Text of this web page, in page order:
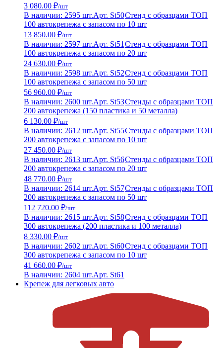
3 080.00 ₽/шт
В наличии: 2595 шт.Арт. St50Стенд с образцами ТОП
100 автокрепежа с запасом по 10 шт
13 850.00 ₽/шт
В наличии: 2597 шт.Арт. St51 Стенд с образцами ТОП
100 автокрепежа с запасом по 20 шт
24 630.00 ₽/шт
В наличии: 2598 шт.Арт. St52Стенд с образцами ТОП
100 автокрепежа с запасом по 50 шт
56 960.00 ₽/шт
В наличии: 2600 шт.Арт. St53Стенды с образцами ТОП
200 автокрепежа (150 пластика и 50 металла)
6 130.00 ₽/шт
В наличии: 2612 шт.Арт. St55Стенды с образцами ТОП
200 автокрепежа с запасом по 10 шт
27 450.00 ₽/шт
В наличии: 2613 шт.Арт. St56Стенды с образцами ТОП
200 автокрепежа с запасом по 20 шт
48 770.00 ₽/шт
В наличии: 2614 шт.Арт. St57Стенды с образцами ТОП
200 автокрепежа с запасом по 50 шт
112 720.00 ₽/шт
В наличии: 2615 шт.Арт. St58Стенд с образцами ТОП
300 автокрепежа (200 пластика и 100 металла)
8 330.00 ₽/шт
В наличии: 2602 шт.Арт. St60Стенд с образцами ТОП
300 автокрепежа с запасом по 10 шт
41 660.00 ₽/шт
В наличии: 2604 шт.Арт. St61
Крепеж для легковых авто